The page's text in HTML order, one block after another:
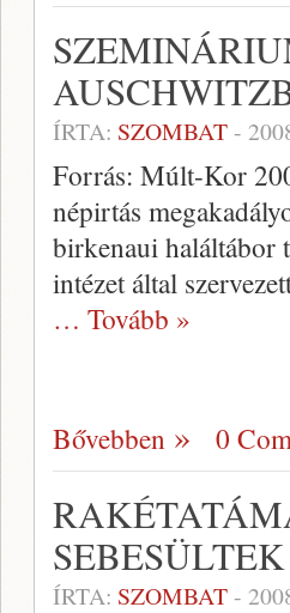
ÍRTA: SZOMBAT-
Forrás: Múlt-Kor
népirtás
birkenaui haláltábor
intézet által
… Tovább »
Bővebben 0
ÍRTA: SZOMBAT-